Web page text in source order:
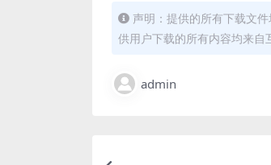
声明：提供的所有下载文
供用户下载的所有内容均来
admin